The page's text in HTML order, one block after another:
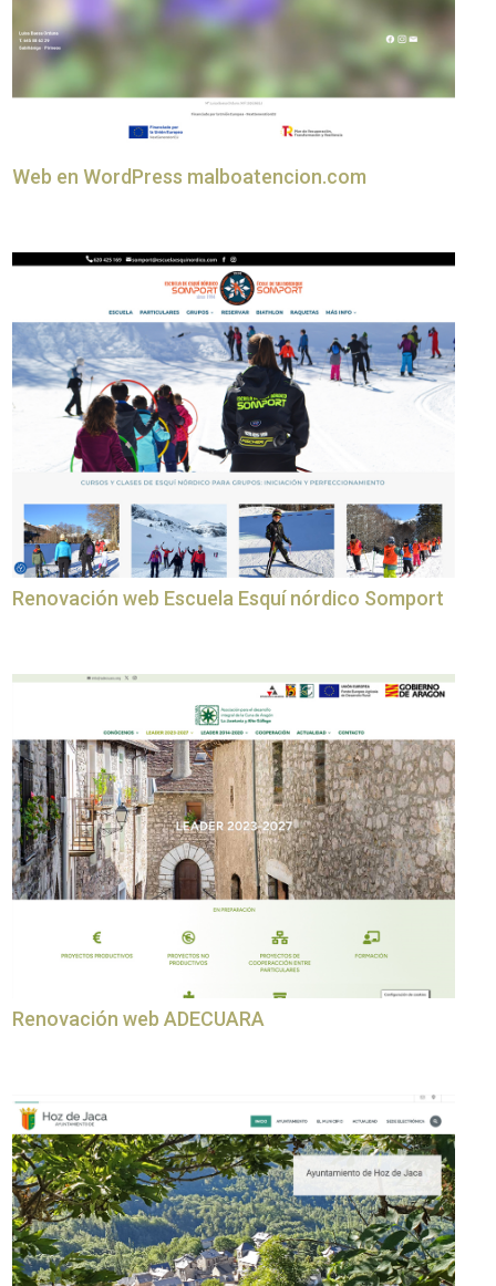
Web en WordPress malboatencion.com
Renovación web Escuela Esquí nórdico Somport
Renovación web ADECUARA